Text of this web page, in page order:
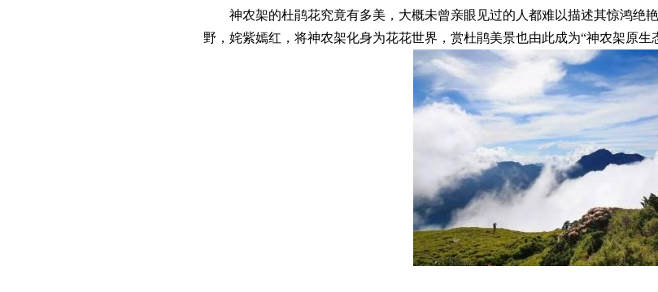
神农架的杜鹃花究竟有多美，大概未曾亲眼见过的人都难以描述其惊鸿绝
野，姹紫嫣红，将神农架化身为花花世界，赏杜鹃美景也由此成为“神农架原生